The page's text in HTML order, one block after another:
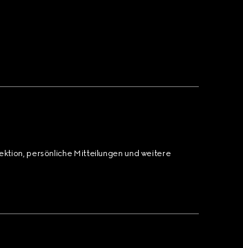
persönliche Mitteilungen und weitere